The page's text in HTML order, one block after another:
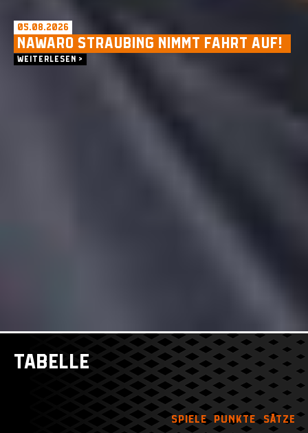
05.08.2026
NAWARO STRAUBING NIMMT FAHRT AUF!
WEITERLESEN >
TABELLE
Spiele Punkte Sätze